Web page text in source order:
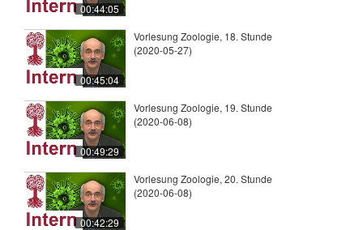
00:44:05
00:45:04
Vorlesung Zoologie, 18. Stunde
(2020-05-27)
00:49:29
Vorlesung Zoologie, 19. Stunde
(2020-06-08)
00:42:29
Vorlesung Zoologie, 20. Stunde
(2020-06-08)